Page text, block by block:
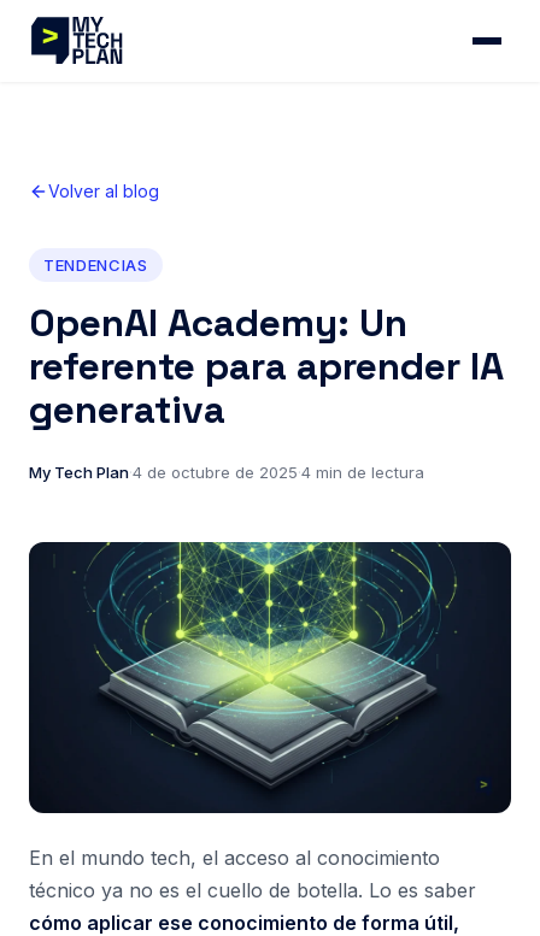
Volver al blog
TENDENCIAS
OpenAI Academy: Un
referente para aprender IA
generativa
My Tech Plan·4 de octubre de 2025·4 min de lectura
En el mundo tech, el acceso al conocimiento
técnico ya no es el cuello de botella. Lo es saber
cómo aplicar ese conocimiento de forma útil,